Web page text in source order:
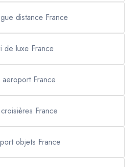
distance France
de luxe France
aeroport France
France
objets France